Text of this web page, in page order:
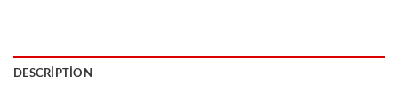
DESCRIPTION